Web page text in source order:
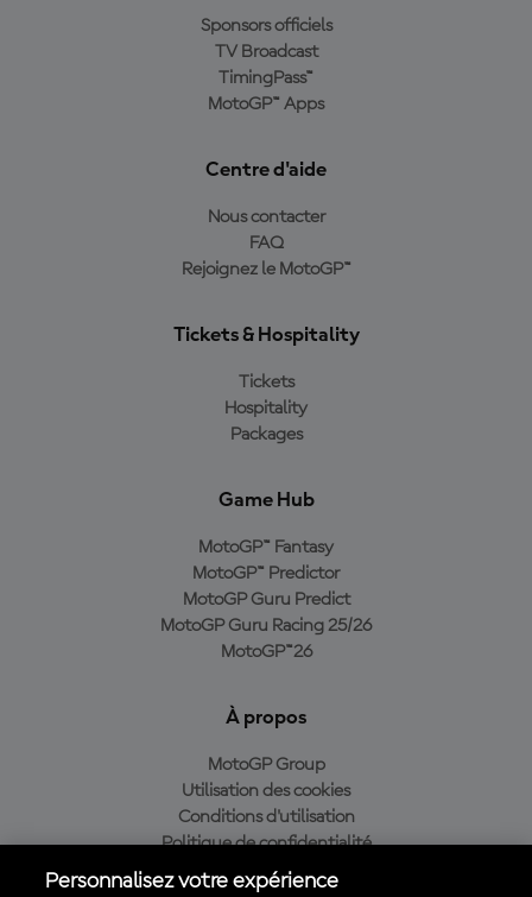
Sponsors officiels
TV Broadcast
TimingPass™
MotoGP™ Apps
Centre d'aide
Nous contacter
FAQ
Rejoignez le MotoGP™
Tickets & Hospitality
Tickets
Hospitality
Packages
Game Hub
MotoGP™ Fantasy
MotoGP™ Predictor
MotoGP Guru Predict
MotoGP Guru Racing 25/26
MotoGP™26
À propos
MotoGP Group
Utilisation des cookies
Conditions d'utilisation
Politique de confidentialité
Politique d’achat
Personnalisez votre expérience